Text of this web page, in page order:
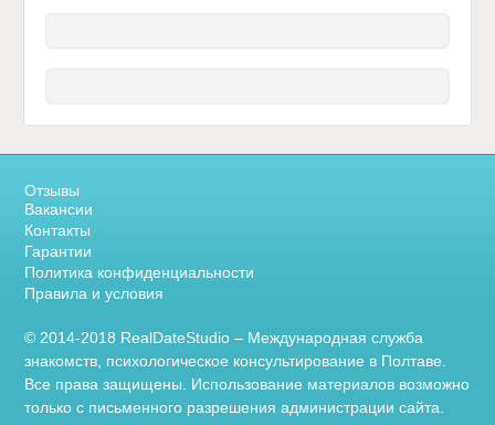
Отзывы
Вакансии
Контакты
Гарантии
Политика конфиденциальности
Правила и условия
© 2014-2018 RealDateStudio – Международная служба
знакомств, психологическое консультирование в Полтаве.
Все права защищены. Использование материалов возможно
только с письменного разрешения администрации сайта.